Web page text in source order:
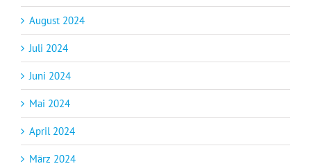
August 2024
Juli 2024
Juni 2024
Mai 2024
April 2024
März 2024